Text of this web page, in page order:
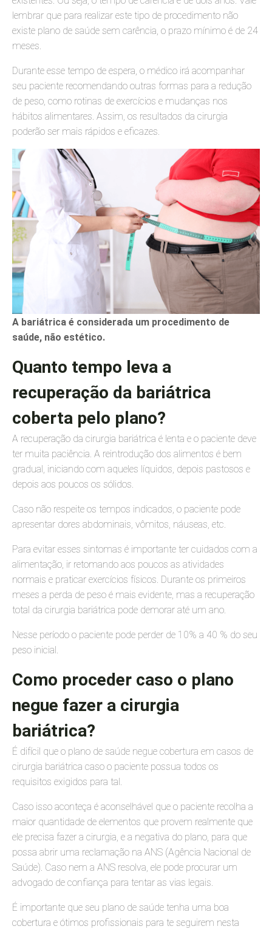
lembrar que para realizar este tipo de procedimento não
existe plano de saúde sem carência, o prazo mínimo é de 24
meses.
Durante esse tempo de espera, o médico irá acompanhar
seu paciente recomendando outras formas para a redução
de peso, como rotinas de exercícios e mudanças nos
hábitos alimentares. Assim, os resultados da cirurgia
poderão ser mais rápidos e eficazes.
A bariátrica é considerada um procedimento de
saúde, não estético.
Quanto tempo leva a
recuperação da bariátrica
coberta pelo plano?
A recuperação da cirurgia bariátrica é lenta e o paciente deve
ter muita paciência. A reintrodução dos alimentos é bem
gradual, iniciando com aqueles líquidos, depois pastosos e
depois aos poucos os sólidos.
Caso não respeite os tempos indicados, o paciente pode
apresentar dores abdominais, vômitos, náuseas, etc.
Para evitar esses sintomas é importante ter cuidados com a
alimentação, ir retomando aos poucos as atividades
normais e praticar exercícios físicos. Durante os primeiros
meses a perda de peso é mais evidente, mas a recuperação
total da cirurgia bariátrica pode demorar até um ano.
Nesse período o paciente pode perder de 10% a 40 % do seu
peso inicial.
Como proceder caso o plano
negue fazer a cirurgia
bariátrica?
É difícil que o plano de saúde negue cobertura em casos de
cirurgia bariátrica caso o paciente possua todos os
requisitos exigidos para tal.
Caso isso aconteça é aconselhável que o paciente recolha a
maior quantidade de elementos que provem realmente que
ele precisa fazer a cirurgia, e a negativa do plano, para que
possa abrir uma reclamação na ANS (Agência Nacional de
Saúde). Caso nem a ANS resolva, ele pode procurar um
advogado de confiança para tentar as vias legais.
É importante que seu plano de saúde tenha uma boa
cobertura e ótimos profissionais para te seguirem nesta